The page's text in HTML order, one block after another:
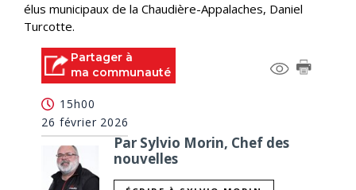
élus municipaux de la Chaudière-Appalaches, Daniel
Turcotte.
Partager à
ma communauté
15h00
26 février 2026
Par Sylvio Morin, Chef des
nouvelles